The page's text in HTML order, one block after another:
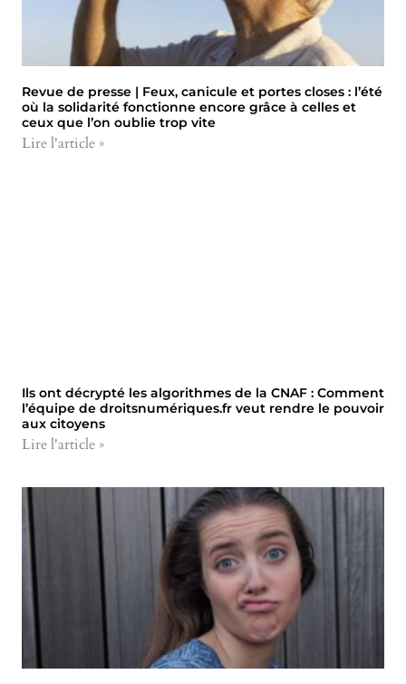
Revue de presse | Feux, canicule et portes closes : l’été
où la solidarité fonctionne encore grâce à celles et
ceux que l’on oublie trop vite
Lire l'article »
Ils ont décrypté les algorithmes de la CNAF : Comment
l’équipe de droitsnumériques.fr veut rendre le pouvoir
aux citoyens
Lire l'article »